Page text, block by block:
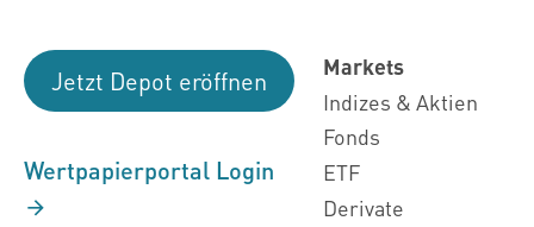
Jetzt Depot eröffnen
Wertpapierportal Login
Markets
Indizes & Aktien
Fonds
ETF
Derivate